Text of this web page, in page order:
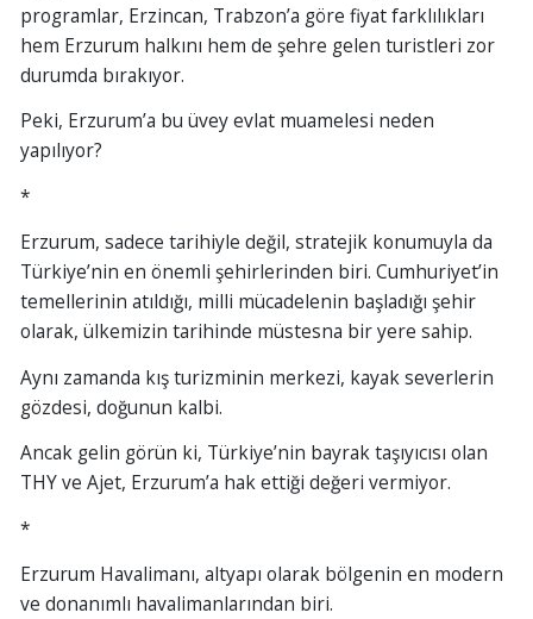
programlar, Erzincan, Trabzon’a göre fiyat farklılıkları
hem Erzurum halkını hem de şehre gelen turistleri zor
durumda bırakıyor.
Peki, Erzurum’a bu üvey evlat muamelesi neden
yapılıyor?
*
Erzurum, sadece tarihiyle değil, stratejik konumuyla da
Türkiye’nin en önemli şehirlerinden biri. Cumhuriyet’in
temellerinin atıldığı, milli mücadelenin başladığı şehir
olarak, ülkemizin tarihinde müstesna bir yere sahip.
Aynı zamanda kış turizminin merkezi, kayak severlerin
gözdesi, doğunun kalbi.
Ancak gelin görün ki, Türkiye’nin bayrak taşıyıcısı olan
THY ve Ajet, Erzurum’a hak ettiği değeri vermiyor.
*
Erzurum Havalimanı, altyapı olarak bölgenin en modern
ve donanımlı havalimanlarından biri.